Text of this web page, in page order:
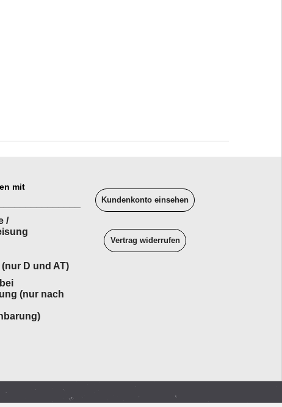
mit
/
D und AT)
(nur nach
Kundenkonto einsehen
Vertrag widerrufen